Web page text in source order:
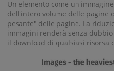
Un elemento come
dell'intero volume delle pagine
pesante" delle pagine. La
immagini renderà senza
il download di qualsiasi risorsa